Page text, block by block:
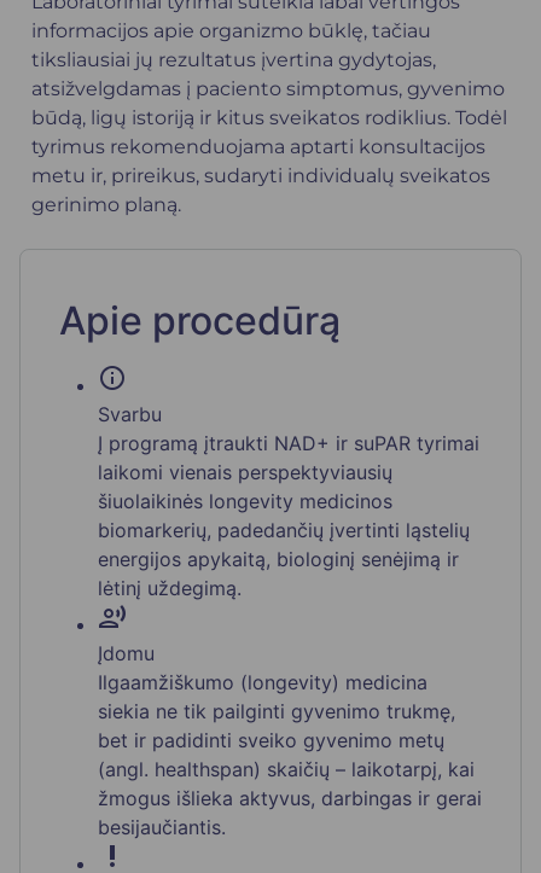
informacijos apie organizmo būklę, tačiau
tiksliausiai jų rezultatus įvertina gydytojas,
atsižvelgdamas į paciento simptomus, gyvenimo
būdą, ligų istoriją ir kitus sveikatos rodiklius. Todėl
tyrimus rekomenduojama aptarti konsultacijos
metu ir, prireikus, sudaryti individualų sveikatos
gerinimo planą.
Apie procedūrą
info
Svarbu
Į programą įtraukti NAD+ ir suPAR tyrimai
laikomi vienais perspektyviausių
šiuolaikinės longevity medicinos
biomarkerių, padedančių įvertinti ląstelių
energijos apykaitą, biologinį senėjimą ir
lėtinį uždegimą.
record_voice_over
Įdomu
Ilgaamžiškumo (longevity) medicina
siekia ne tik pailginti gyvenimo trukmę,
bet ir padidinti sveiko gyvenimo metų
(angl. healthspan) skaičių – laikotarpį, kai
žmogus išlieka aktyvus, darbingas ir gerai
besijaučiantis.
priority_high